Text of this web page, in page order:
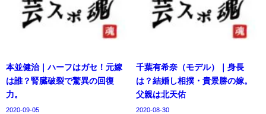
本並健治｜ハーフはガセ！元嫁
は誰？腎臓破裂で驚異の回復
力。
2020-09-05
千葉有希奈（モデル）｜身長
は？結婚し相撲・貴景勝の嫁。
父親は北天佑
2020-08-30